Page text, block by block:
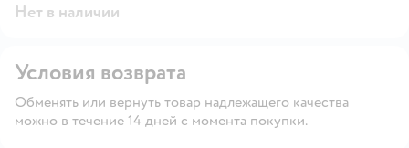
Нет в наличии
Условия возврата
Обменять или вернуть товар надлежащего качества
можно в течение 14 дней с момента покупки.